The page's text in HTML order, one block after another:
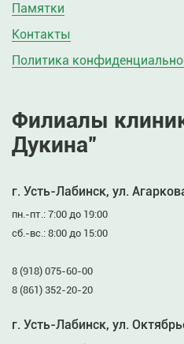
Памятки
Контакты
Политика
Филиалы
Дукина”
г. Усть-Лабинск, ул.
пн.-пт.: 7:00 до 19:00
сб.-вс.: 8:00 до 15:00
8 (918) 075-60-00
8 (861) 352-20-20
г. Усть-Лабинск, ул.